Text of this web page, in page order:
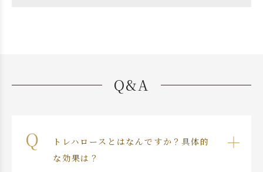
Q&A
トレハロースとはなんですか？具体的
な効果は？